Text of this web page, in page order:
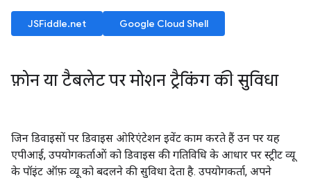
JSFiddle.net Google Cloud Shell
फ़ोन या टैबलेट पर मोशन ट्रैकिंग की सुविधा
जिन डिवाइसों पर डिवाइस ओरिएंटेशन इवेंट काम करते हैं उन पर यह
एपीआई, उपयोगकर्ताओं को डिवाइस की गतिविधि के आधार पर स्ट्रीट व्यू
के पॉइंट ऑफ़ व्यू को बदलने की सुविधा देता है. उपयोगकर्ता, अपने